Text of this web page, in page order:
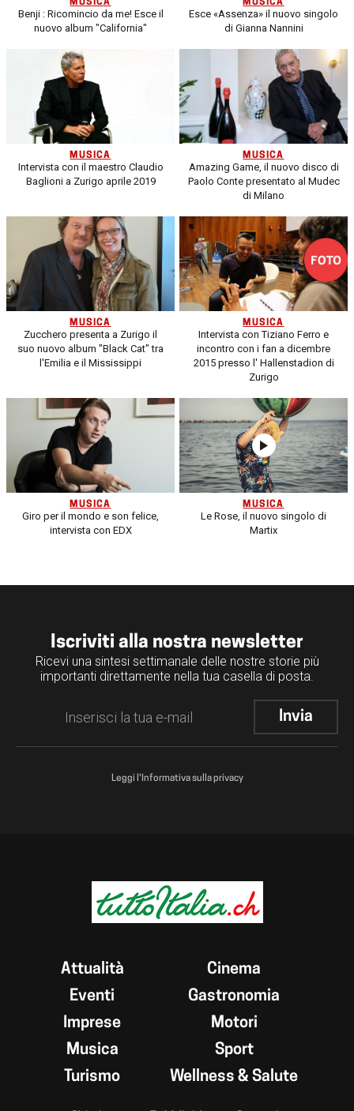
MUSICA
Benji : Ricomincio da me! Esce il
nuovo album "California"
MUSICA
Esce «Assenza» il nuovo singolo
di Gianna Nannini
MUSICA
Intervista con il maestro Claudio
Baglioni a Zurigo aprile 2019
MUSICA
Amazing Game, il nuovo disco di
Paolo Conte presentato al Mudec
di Milano
MUSICA
Zucchero presenta a Zurigo il
suo nuovo album "Black Cat" tra
l'Emilia e il Mississippi
MUSICA
Intervista con Tiziano Ferro e
incontro con i fan a dicembre
2015 presso l' Hallenstadion di
Zurigo
MUSICA
Giro per il mondo e son felice,
intervista con EDX
MUSICA
Le Rose, il nuovo singolo di
Martix
Iscriviti alla nostra newsletter
Ricevi una sintesi settimanale delle nostre storie più
importanti direttamente nella tua casella di posta.
Leggi l'Informativa sulla privacy
Attualità
Cinema
Eventi
Gastronomia
Imprese
Motori
Musica
Sport
Turismo
Wellness & Salute